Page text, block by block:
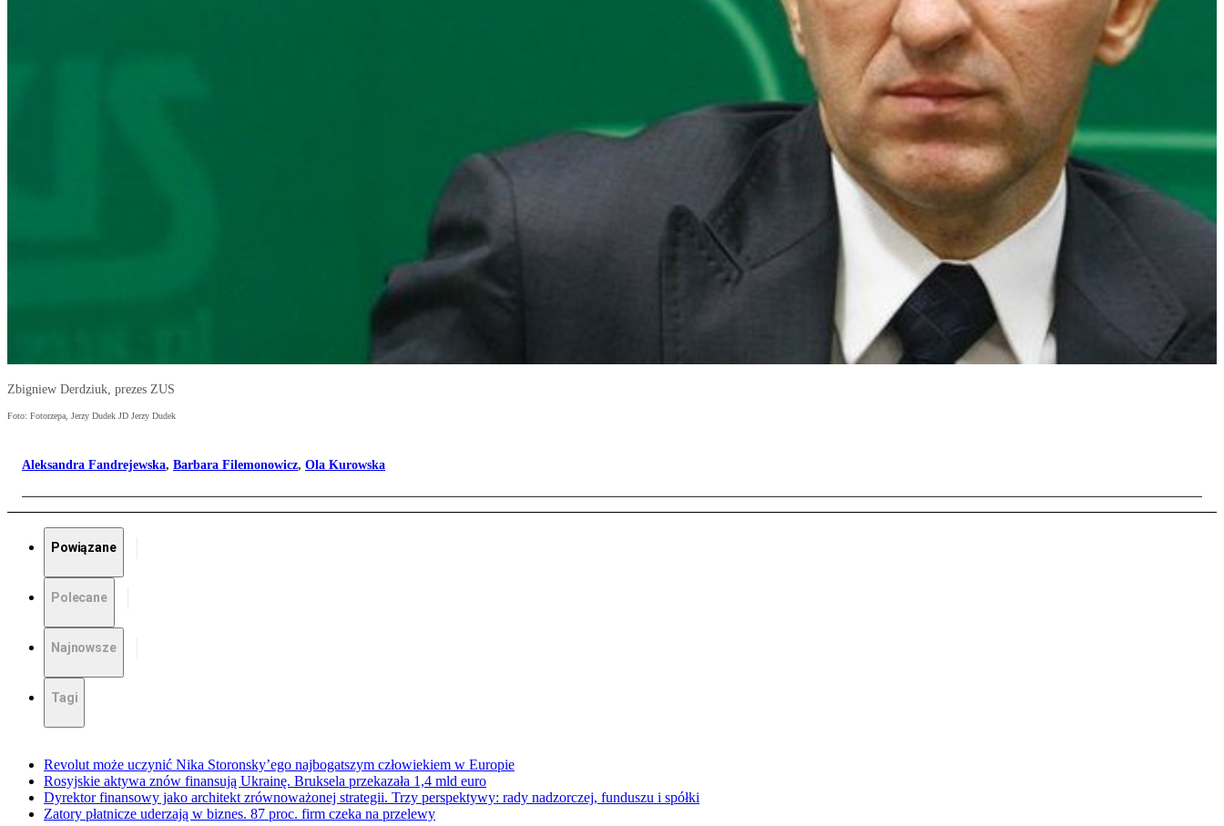
Zbigniew Derdziuk, prezes ZUS
Foto: Fotorzepa, Jerzy Dudek JD Jerzy Dudek
Aleksandra Fandrejewska, Barbara Filemonowicz, Ola Kurowska
Powiązane
Polecane
Najnowsze
Tagi
Revolut może uczynić Nika Storonsky’ego najbogatszym człowiekiem w Europie
Rosyjskie aktywa znów finansują Ukrainę. Bruksela przekazała 1,4 mld euro
Dyrektor finansowy jako architekt zrównoważonej strategii. Trzy perspektywy: rady nadzorczej, funduszu i spółki
Zatory płatnicze uderzają w biznes. 87 proc. firm czeka na przelewy